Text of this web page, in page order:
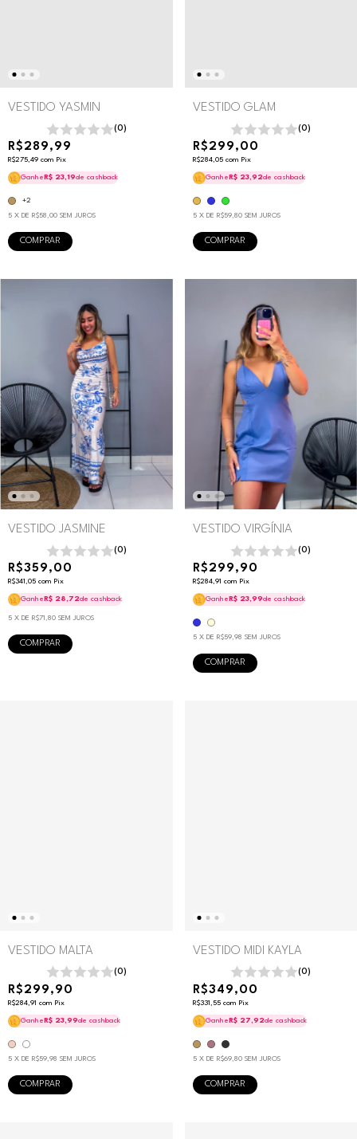
VESTIDO YASMIN
(0)
R$289,99
R$275,49 com Pix
Ganhe R$ 23,19de cashback
+2
5 X DE R$58,00 SEM JUROS
COMPRAR
VESTIDO GLAM
(0)
R$299,00
R$284,05 com Pix
Ganhe R$ 23,92de cashback
5 X DE R$59,80 SEM JUROS
COMPRAR
VESTIDO JASMINE
(0)
R$359,00
R$341,05 com Pix
Ganhe R$ 28,72de cashback
5 X DE R$71,80 SEM JUROS
COMPRAR
VESTIDO VIRGÍNIA
(0)
R$299,90
R$284,91 com Pix
Ganhe R$ 23,99de cashback
5 X DE R$59,98 SEM JUROS
COMPRAR
VESTIDO MALTA
(0)
R$299,90
R$284,91 com Pix
Ganhe R$ 23,99de cashback
5 X DE R$59,98 SEM JUROS
COMPRAR
VESTIDO MIDI KAYLA
(0)
R$349,00
R$331,55 com Pix
Ganhe R$ 27,92de cashback
5 X DE R$69,80 SEM JUROS
COMPRAR